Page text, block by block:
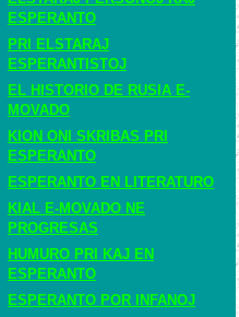
ESPERANTO
PRI ELSTARAJ
ESPERANTISTOJ
EL HISTORIO DE RUSIA E-
MOVADO
KION ONI SKRIBAS PRI
ESPERANTO
ESPERANTO EN LITERATURO
KIAL E-MOVADO NE
PROGRESAS
HUMURO PRI KAJ EN
ESPERANTO
ESPERANTO POR INFANOJ